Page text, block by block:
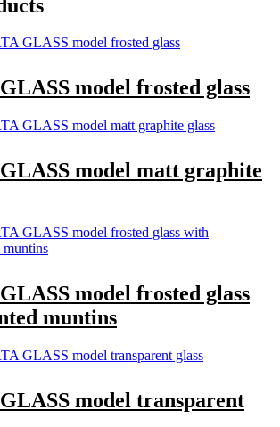
model frosted glass
model matt graphite
model frosted glass
muntins
model transparent